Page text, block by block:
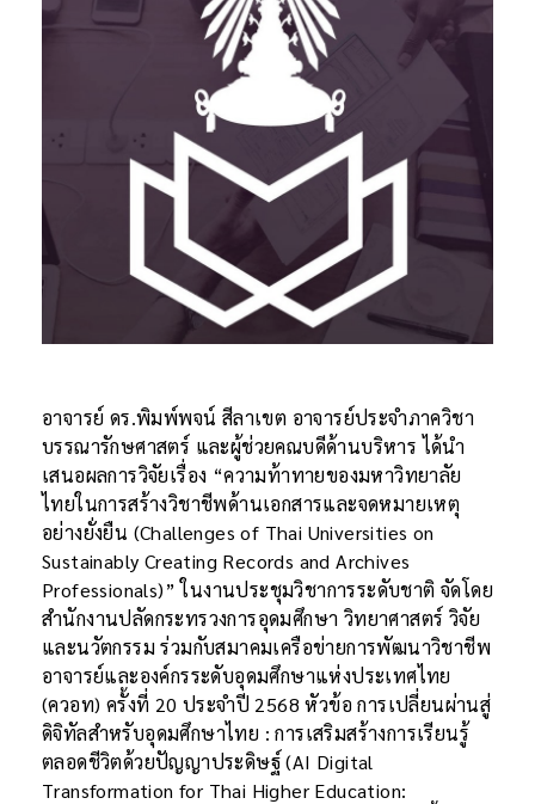
อาจารย์ ดร.พิมพ์พจน์ สีลาเขต อาจารย์ประจำภาควิชา
บรรณารักษศาสตร์ และผู้ช่วยคณบดีด้านบริหาร ได้นำ
เสนอผลการวิจัยเรื่อง “ความท้าทายของมหาวิทยาลัย
ไทยในการสร้างวิชาชีพด้านเอกสารและจดหมายเหตุ
อย่างยั่งยืน (Challenges of Thai Universities on
Sustainably Creating Records and Archives
Professionals)” ในงานประชุมวิชาการระดับชาติ จัดโดย
สำนักงานปลัดกระทรวงการอุดมศึกษา วิทยาศาสตร์ วิจัย
และนวัตกรรม ร่วมกับสมาคมเครือข่ายการพัฒนาวิชาชีพ
อาจารย์และองค์กรระดับอุดมศึกษาแห่งประเทศไทย
(ควอท) ครั้งที่ 20 ประจำปี 2568 หัวข้อ การเปลี่ยนผ่านสู่
ดิจิทัลสำหรับอุดมศึกษาไทย : การเสริมสร้างการเรียนรู้
ตลอดชีวิตด้วยปัญญาประดิษฐ์ (AI Digital
Transformation for Thai Higher Education: